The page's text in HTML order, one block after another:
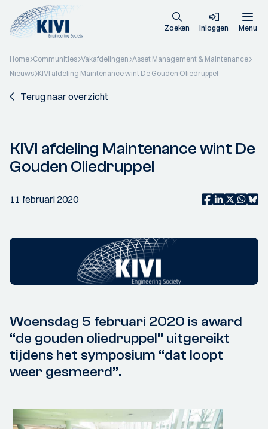
Zoeken Inloggen Menu
Home Communities Vakafdelingen Asset Management & Maintenance
Nieuws KIVI afdeling Maintenance wint De Gouden Oliedruppel
Terug naar overzicht
KIVI afdeling Maintenance wint De
Gouden Oliedruppel
11 februari 2020
Woensdag 5 februari 2020 is award
“de gouden oliedruppel” uitgereikt
tijdens het symposium “dat loopt
weer gesmeerd”.